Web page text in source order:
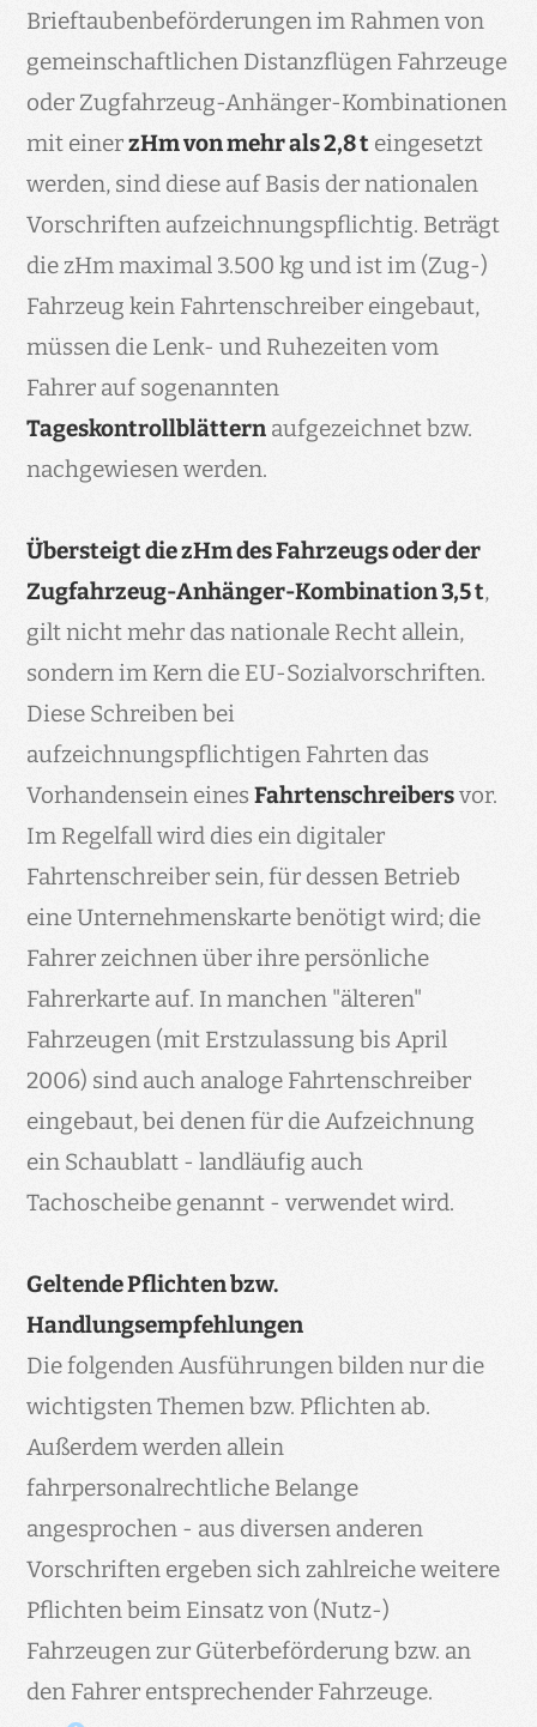
Brieftaubenbeförderungen im Rahmen von
gemeinschaftlichen Distanzflügen Fahrzeuge
oder Zugfahrzeug-Anhänger-Kombinationen
mit einerzHm von mehr als 2,8 t eingesetzt
werden, sind diese auf Basis der nationalen
Vorschriften aufzeichnungspflichtig. Beträgt
die zHm maximal 3.500 kg und ist im (Zug-)
Fahrzeug kein Fahrtenschreiber eingebaut,
müssen die Lenk- und Ruhezeiten vom
Fahrer auf sogenannten
Tageskontrollblättern aufgezeichnet bzw.
nachgewiesen werden.
Übersteigt die zHm des Fahrzeugs oder der
Zugfahrzeug-Anhänger-Kombination 3,5 t,
gilt nicht mehr das nationale Recht allein,
sondern im Kern die EU-Sozialvorschriften.
Diese Schreiben bei
aufzeichnungspflichtigen Fahrten das
Vorhandensein einesFahrtenschreibersvor.
Im Regelfall wird dies ein digitaler
Fahrtenschreiber sein, für dessen Betrieb
eine Unternehmenskarte benötigt wird; die
Fahrer zeichnen über ihre persönliche
Fahrerkarte auf. In manchen "älteren"
Fahrzeugen (mit Erstzulassung bis April
2006) sind auch analoge Fahrtenschreiber
eingebaut, bei denen für die Aufzeichnung
ein Schaublatt - landläufig auch
Tachoscheibe genannt - verwendet wird.
Geltende Pflichten bzw.
Handlungsempfehlungen
Die folgenden Ausführungen bilden nur die
wichtigsten Themen bzw. Pflichten ab.
Außerdem werden allein
fahrpersonalrechtliche Belange
angesprochen - aus diversen anderen
Vorschriften ergeben sich zahlreiche weitere
Pflichten beim Einsatz von (Nutz-)
Fahrzeugen zur Güterbeförderung bzw. an
den Fahrer entsprechender Fahrzeuge.